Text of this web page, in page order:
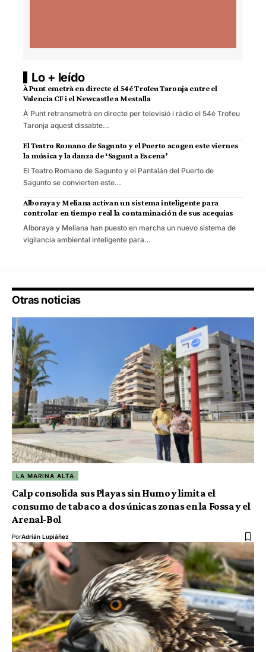
Lo + leído
À Punt emetrà en directe el 54é Trofeu Taronja entre el
Valencia CF i el Newcastle a Mestalla
À Punt retransmetrà en directe per televisió i ràdio el 54é Trofeu
Taronja aquest dissabte…
El Teatro Romano de Sagunto y el Puerto acogen este viernes
la música y la danza de ‘Sagunt a Escena’
El Teatro Romano de Sagunto y el Pantalán del Puerto de
Sagunto se convierten este…
Alboraya y Meliana activan un sistema inteligente para
controlar en tiempo real la contaminación de sus acequias
Alboraya y Meliana han puesto en marcha un nuevo sistema de
vigilancia ambiental inteligente para…
Otras noticias
LA MARINA ALTA
Calp consolida sus Playas sin Humo y limita el
consumo de tabaco a dos únicas zonas en la Fossa y el
Arenal-Bol
PorAdrián Lupiáñez